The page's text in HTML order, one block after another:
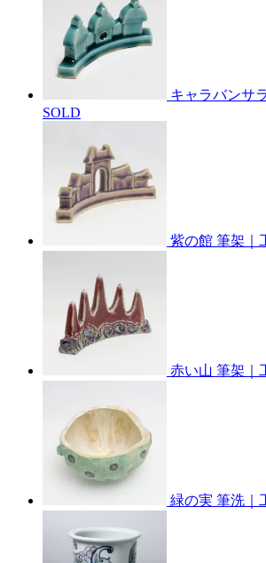
キャラバンサ
SOLD
紫の館 筆架｜
赤い山 筆架｜
緑の実 筆洗｜